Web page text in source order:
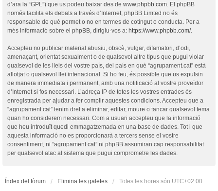
d’ara la “GPL”) que us podeu baixar des de www.phpbb.com . El phpBB
només facilita els debats a través d’Internet; phpBB Limted no és
responsable de què permet o no en termes de cotingut o conducta. Per a
més informació sobre el phpBB, dirigiu-vos a: https://www.phpbb.com/.
Accepteu no publicar material abusiu, obscè, vulgar, difamatori, d’odi,
amenaçant, orientat sexualment o de qualsevol altre tipus que pugui violar
qualsevol de les lleis del vostre país, del país en què “agrupament.cat” està
allotjat o qualsevol llei intenacional. Si ho feu, és possible que us expulsin
de manera immediata i permanent, amb una notificació al vostre proveïdor
d’Internet si fos necessari. L’adreça IP de totes les vostres entrades és
enregistrada per ajudar a fer complir aquestes condicions. Accepteu que a
“agrupament.cat” tenim dret a eliminar, editar, moure o tancar qualsevol tema
quan ho considerem necessari. Com a usuari accepteu que la informació
que heu introduït quedi emmagatzemada en una base de dades. Tot i que
aquesta informació no es proporcionarà a tercers sense el vostre
consentiment, ni “agrupament.cat” ni phpBB assumiran cap responsabilitat
per qualsevol atac al sistema que pugui comprometre les dades.
Índex del fòrum Elimina les galetes Totes les hores són UTC+02:00